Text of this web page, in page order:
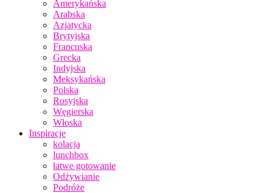
Amerykańska
Arabska
Azjatycka
Brytyjska
Francuska
Grecka
Indyjska
Meksykańska
Polska
Rosyjska
Węgierska
Włoska
Inspiracje
kolacja
lunchbox
łatwe gotowanie
Odżywianie
Podróże